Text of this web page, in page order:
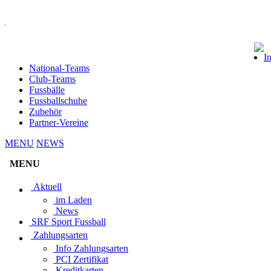
National-Teams
Club-Teams
Fussbälle
Fussballschuhe
Zubehör
Partner-Vereine
MENU NEWS
MENU
Aktuell
im Laden
News
SRF Sport Fussball
Zahlungsarten
Info Zahlungsarten
PCI Zertifikat